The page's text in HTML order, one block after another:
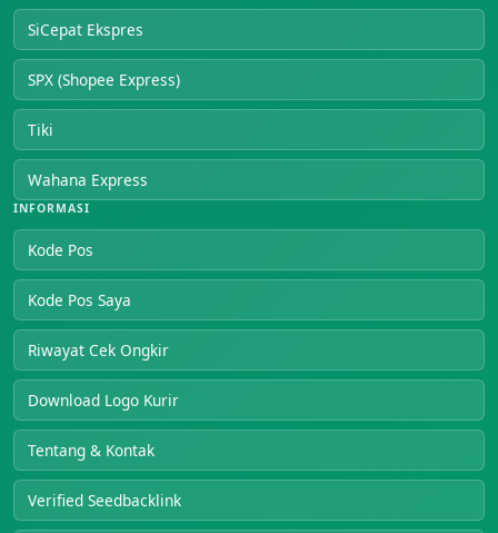
SiCepat Ekspres
SPX (Shopee Express)
Tiki
Wahana Express
INFORMASI
Kode Pos
Kode Pos Saya
Riwayat Cek Ongkir
Download Logo Kurir
Tentang & Kontak
Verified Seedbacklink